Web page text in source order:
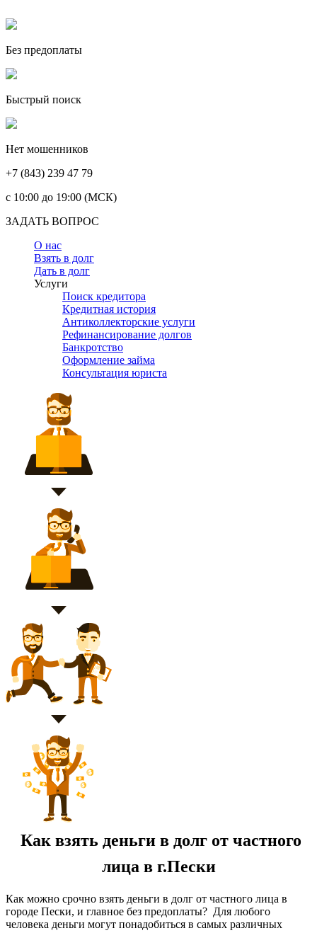
Без предоплаты
Быстрый поиск
Нет мошенников
+7 (843) 239 47 79
c 10:00 до 19:00 (МСК)
ЗАДАТЬ ВОПРОС
О нас
Взять в долг
Дать в долг
Услуги
Поиск кредитора
Кредитная история
Антиколлекторские услуги
Рефинансирование долгов
Банкротство
Оформление займа
Консультация юриста
Как взять деньги в долг от частного
лица в г.Пески
Как можно срочно взять деньги в долг от частного лица в
городе Пески, и главное без предоплаты? Для любого
человека деньги могут понадобиться в самых различных